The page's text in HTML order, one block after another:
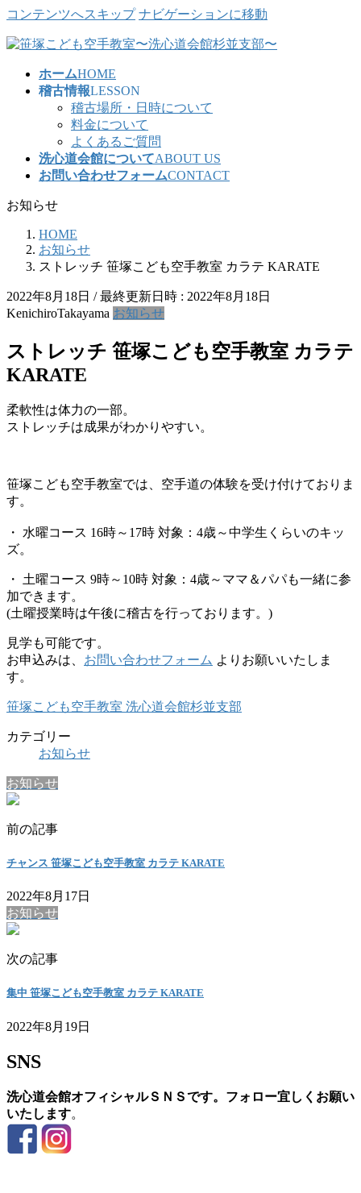
コンテンツへスキップ ナビゲーションに移動
ホームHOME
稽古情報LESSON
稽古場所・日時について
料金について
よくあるご質問
洗心道会館についてABOUT US
お問い合わせフォームCONTACT
お知らせ
HOME
お知らせ
ストレッチ 笹塚こども空手教室 カラテ KARATE
2022年8月18日 / 最終更新日時 : 2022年8月18日
KenichiroTakayama お知らせ
ストレッチ 笹塚こども空手教室 カラテ
KARATE
柔軟性は体力の一部。
ストレッチは成果がわかりやすい。
笹塚こども空手教室では、空手道の体験を受け付けておりま
す。
・ 水曜コース 16時～17時 対象：4歳～中学生くらいのキッ
ズ。
・ 土曜コース 9時～10時 対象：4歳～ママ＆パパも一緒に参
加できます。
(土曜授業時は午後に稽古を行っております。)
見学も可能です。
お申込みは、 お問い合わせフォーム よりお願いいたしま
す。
笹塚こども空手教室 洗心道会館杉並支部
カテゴリー
お知らせ
お知らせ
前の記事
チャンス 笹塚こども空手教室 カラテ KARATE
2022年8月17日
お知らせ
次の記事
集中 笹塚こども空手教室 カラテ KARATE
2022年8月19日
SNS
洗心道会館オフィシャルＳＮＳです。フォロー宜しくお願い
いたします。